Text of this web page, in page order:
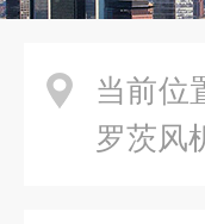
当前位
罗茨风